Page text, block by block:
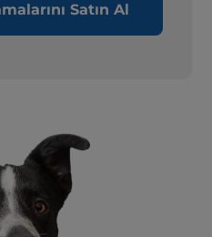
Satın Al